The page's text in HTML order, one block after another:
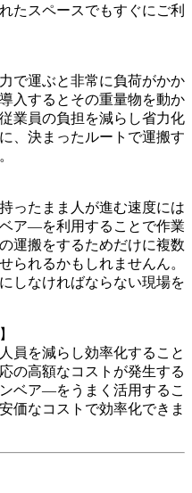
たスペースでもすぐにご利
で運ぶと非常に負荷がかか
入するとその重量物を動か
業員の負担を減らし省力化
、決まったルートで運搬す
ったまま人が進む速度には
ア―を利用することで作業
運搬をするためだけに複数
られるかもしれませんん。
しなければならない現場を
員を減らし効率化すること
の高額なコストが発生する
ベア―をうまく活用するこ
価なコストで効率化できま